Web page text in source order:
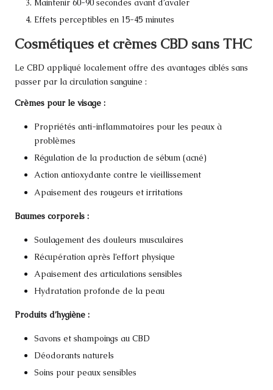
Maintenir 60-90 secondes avant d’avaler
Effets perceptibles en 15-45 minutes
Cosmétiques et crèmes CBD sans THC
Le CBD appliqué localement offre des avantages ciblés sans
passer par la circulation sanguine :
Crèmes pour le visage :
Propriétés anti-inflammatoires pour les peaux à
problèmes
Régulation de la production de sébum (acné)
Action antioxydante contre le vieillissement
Apaisement des rougeurs et irritations
Baumes corporels :
Soulagement des douleurs musculaires
Récupération après l’effort physique
Apaisement des articulations sensibles
Hydratation profonde de la peau
Produits d’hygiène :
Savons et shampoings au CBD
Déodorants naturels
Soins pour peaux sensibles